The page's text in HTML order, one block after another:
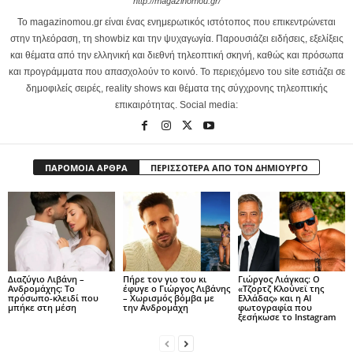
Το magazinomou.gr είναι ένας ενημερωτικός ιστότοπος που επικεντρώνεται
στην τηλεόραση, τη showbiz και την ψυχαγωγία. Παρουσιάζει ειδήσεις, εξελίξεις
και θέματα από την ελληνική και διεθνή τηλεοπτική σκηνή, καθώς και πρόσωπα
και προγράμματα που απασχολούν το κοινό. Το περιεχόμενο του site εστιάζει σε
δημοφιλείς σειρές, reality shows και θέματα της σύγχρονης τηλεοπτικής
επικαιρότητας. Social media:
ΠΑΡΟΜΟΙΑ ΑΡΘΡΑ ΠΕΡΙΣΣΟΤΕΡΑ ΑΠΟ ΤΟΝ ΔΗΜΙΟΥΡΓΟ
Διαζύγιο Λιβάνη –
Ανδρομάχης: Το
πρόσωπο-κλειδί που
μπήκε στη μέση
Πήρε τον γιο του κι
έφυγε ο Γιώργος Λιβάνης
– Χωρισμός βόμβα με
την Ανδρομάχη
Γιώργος Λιάγκας: Ο
«Τζορτζ Κλούνεϊ της
Ελλάδας» και η AI
φωτογραφία που
ξεσήκωσε το Instagram